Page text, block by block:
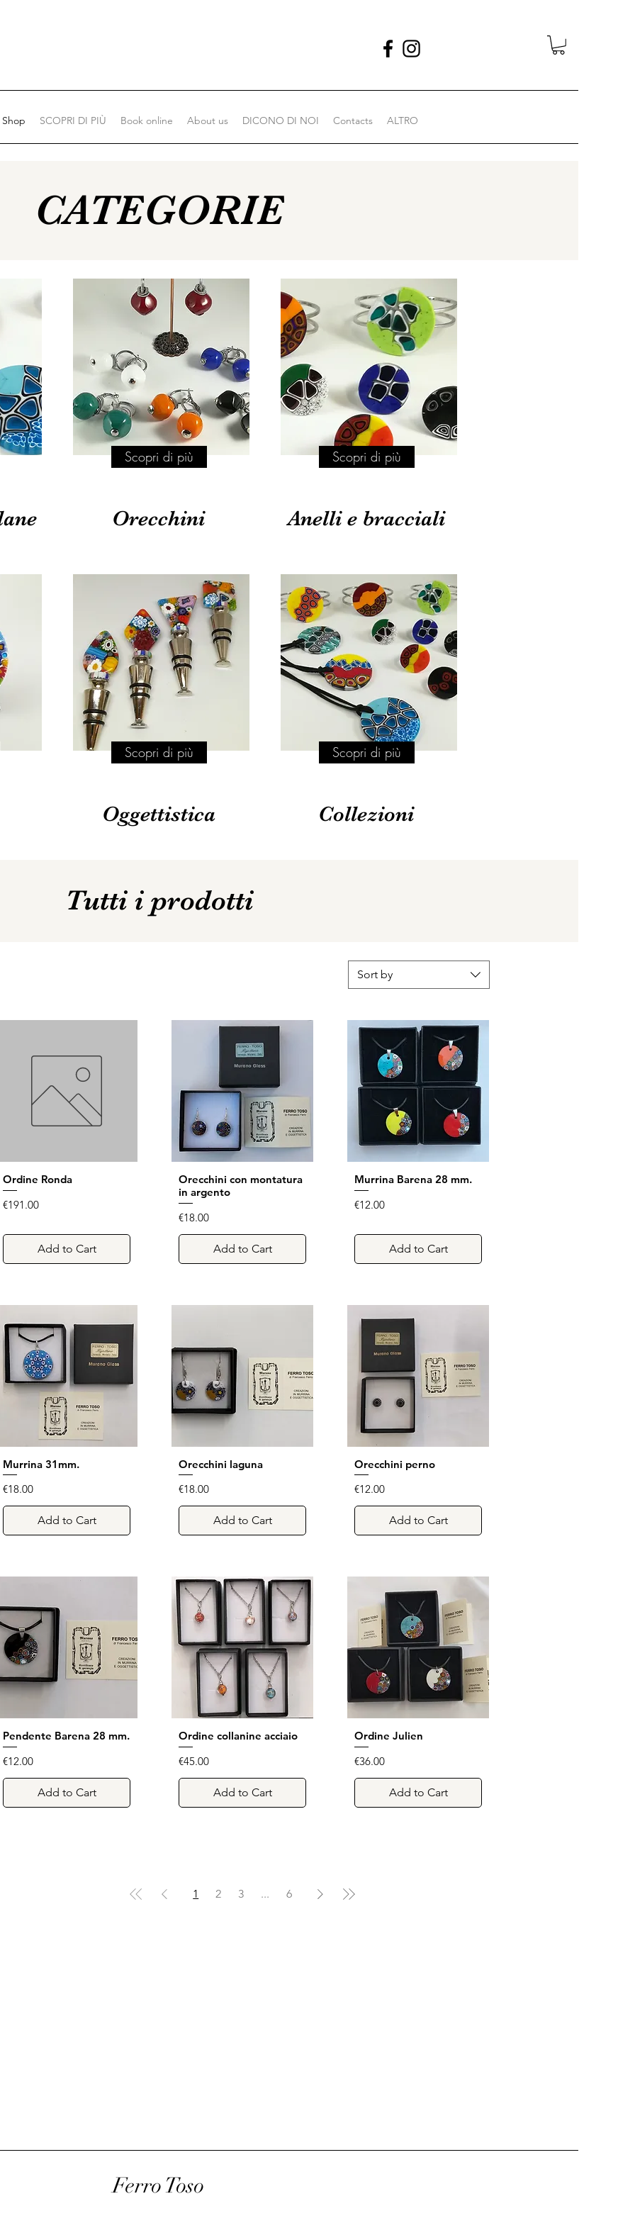
Shop SCOPRI DI PIÙ Book online About us DICONO DI NOI Contacts ALTRO
CATEGORIE
Scopri di più
Orecchini
Scopri di più
Oggettistica
Scopri di più
Anelli e bracciali
Scopri di più
Collezioni
Tutti i prodotti
Sort by
Quick View
Ordine Ronda
Price
€191.00
Add to Cart
Quick View
Orecchini con montatura
in argento
Price
€18.00
Add to Cart
Quick View
Murrina Barena 28 mm.
Price
€12.00
Add to Cart
Quick View
Murrina 31mm.
Price
€18.00
Add to Cart
Quick View
Orecchini laguna
Price
€18.00
Add to Cart
Quick View
Orecchini perno
Price
€12.00
Add to Cart
Quick View
Pendente Barena 28 mm.
Price
€12.00
Add to Cart
Quick View
Ordine collanine acciaio
Price
€45.00
Add to Cart
Quick View
Ordine Julien
Price
€36.00
Add to Cart
1 2 3 ... 6
Ferro Toso